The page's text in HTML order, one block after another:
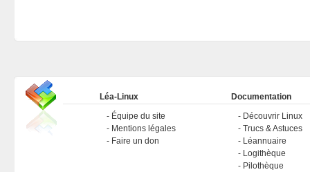
Léa-Linux
Équipe du site
Mentions légales
Faire un don
Documentation
Découvrir Linux
Trucs & Astuces
Léannuaire
Logithèque
Pilothèque